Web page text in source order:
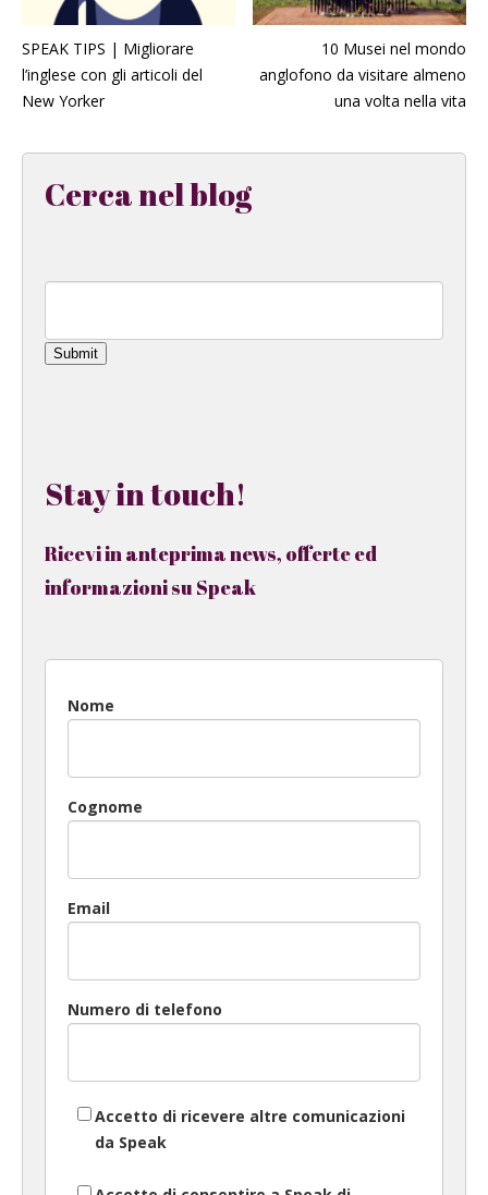
SPEAK TIPS | Migliorare
l’inglese con gli articoli del
New Yorker
10 Musei nel mondo
anglofono da visitare almeno
una volta nella vita
Cerca nel blog
Submit
Stay in touch!
Ricevi in anteprima news, offerte ed
informazioni su Speak
Nome
Cognome
Email
Numero di telefono
Accetto di ricevere altre comunicazioni
da Speak